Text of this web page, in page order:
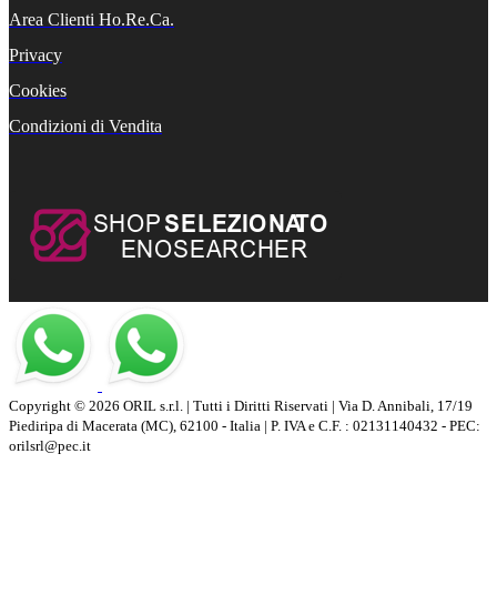
Area Clienti Ho.Re.Ca.
Privacy
Cookies
Condizioni di Vendita
Copyright © 2026 ORIL s.r.l. | Tutti i Diritti Riservati | Via D. Annibali, 17/19
Piediripa di Macerata (MC), 62100 - Italia | P. IVA e C.F. : 02131140432 - PEC:
orilsrl@pec.it